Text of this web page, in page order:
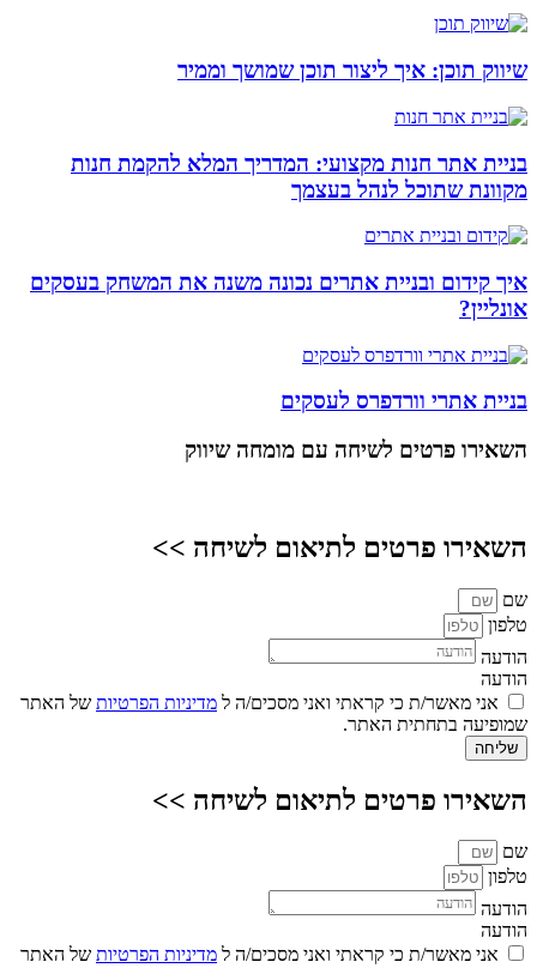
שיווק תוכן: איך ליצור תוכן שמושך וממיר
בניית אתר חנות מקצועי: המדריך המלא להקמת חנות
מקוונת שתוכל לנהל בעצמך
איך קידום ובניית אתרים נכונה משנה את המשחק בעסקים
אונליין?
בניית אתרי וורדפרס לעסקים
השאירו פרטים לשיחה עם מומחה שיווק
השאירו פרטים לתיאום לשיחה >>
שם
טלפון
הודעה
הודעה
אני מאשר/ת כי קראתי ואני מסכים/ה ל מדיניות הפרטיות של האתר
שמופיעה בתחתית האתר.
שליחה
השאירו פרטים לתיאום לשיחה >>
שם
טלפון
הודעה
הודעה
אני מאשר/ת כי קראתי ואני מסכים/ה ל מדיניות הפרטיות של האתר